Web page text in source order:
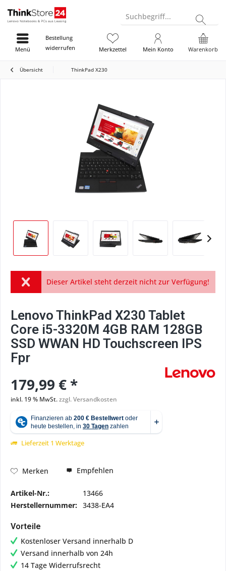
Suchbegriff...
Bestellung
widerrufen
Warenkorb
Merkzettel Mein Konto
Menü
Übersicht ThinkPad X230
Dieser Artikel steht derzeit nicht zur Verfügung!
Lenovo ThinkPad X230 Tablet
Core i5-3320M 4GB RAM 128GB
SSD WWAN HD Touchscreen IPS
Fpr
179,99 € *
inkl. 19 % MwSt.zzgl. Versandkosten
Lieferzeit 1 Werktage
Merken Empfehlen
Artikel-Nr.:
13466
Herstellernummer: 3438-EA4
Vorteile
Kostenloser Versand innerhalb D
Versand innerhalb von 24h
14 Tage Widerrufsrecht